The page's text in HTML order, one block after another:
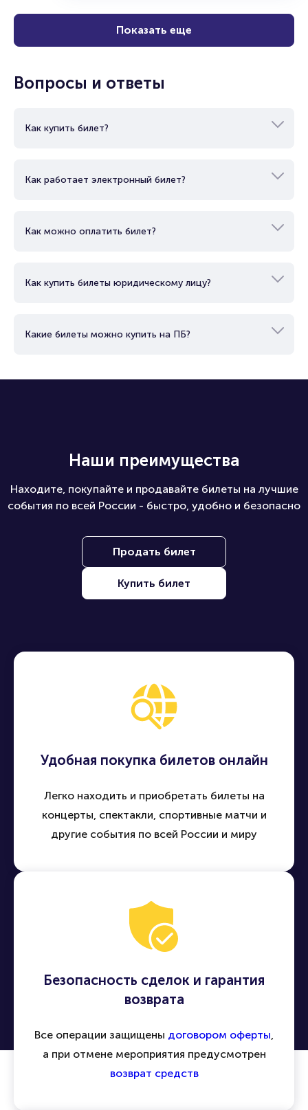
Показать еще
Вопросы и ответы
Как купить билет?
Как работает электронный билет?
Как можно оплатить билет?
Как купить билеты юридическому лицу?
Какие билеты можно купить на ПБ?
Наши преимущества
Находите, покупайте и продавайте билеты на лучшие
события по всей России - быстро, удобно и безопасно
Продать билет
Купить билет
Удобная покупка билетов онлайн
Легко находить и приобретать билеты на
концерты, спектакли, спортивные матчи и
другие события по всей России и миру
Безопасность сделок и гарантия
возврата
Все операции защищены договором оферты,
а при отмене мероприятия предусмотрен
возврат средств